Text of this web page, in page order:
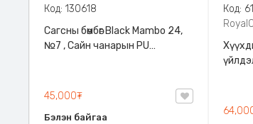
Код: 130618
Сагсны бөмбөг Black Mambo 24,
№7 , Сайн чанарын PU
товойхгүй
45,000₮
Бэлэн байгаа
Код: